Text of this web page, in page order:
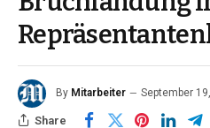
By Mitarbeiter September
Share